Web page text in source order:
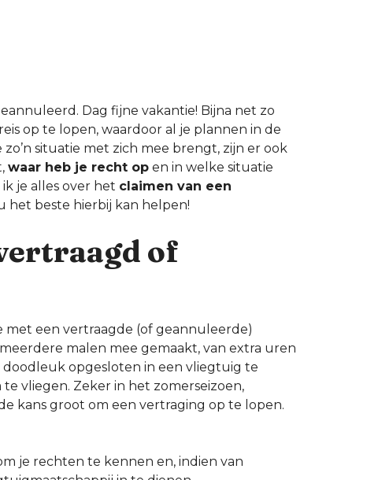
Dag fijne vakantie! Bijna net zo
op te lopen, waardoor al je plannen in de
situatie met zich mee brengt, zijn er ook
waar heb je recht op en in welke situatie
je alles over het claimen van een
het beste hierbij kan helpen!
of
met een vertraagde (of geannuleerde)
malen mee gemaakt, van extra uren
opgesloten in een vliegtuig te
vliegen. Zeker in het zomerseizoen,
kans groot om een vertraging op te lopen.
je rechten te kennen en, indien van